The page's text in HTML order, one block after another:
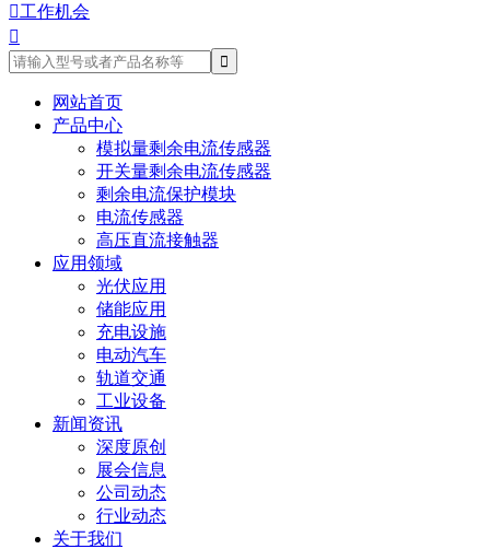
工作机会

网站首页
产品中心
模拟量剩余电流传感器
开关量剩余电流传感器
剩余电流保护模块
电流传感器
高压直流接触器
应用领域
光伏应用
储能应用
充电设施
电动汽车
轨道交通
工业设备
新闻资讯
深度原创
展会信息
公司动态
行业动态
关于我们